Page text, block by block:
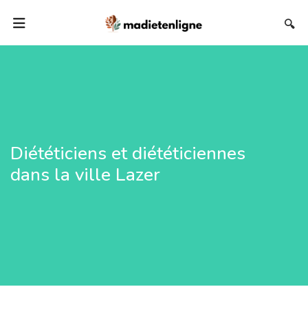
🔍
Diététiciens et diététiciennes
dans la ville Lazer